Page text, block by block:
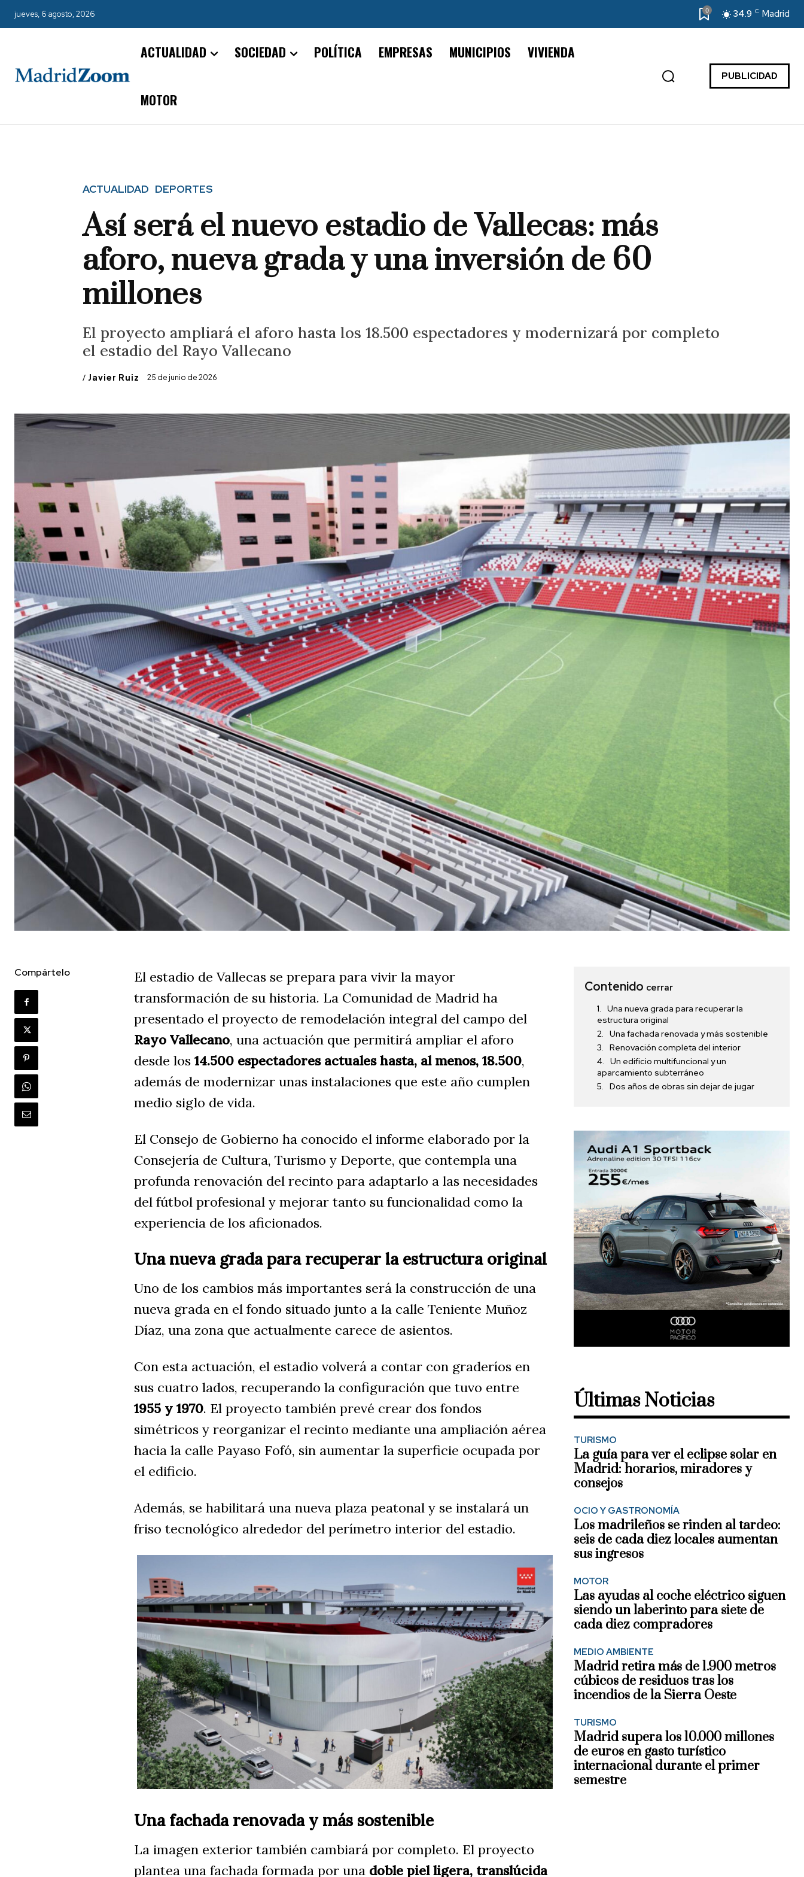
jueves, 6 agosto, 2026 0 34.9 C Madrid
ACTUALIDAD SOCIEDAD POLÍTICA EMPRESAS MUNICIPIOS VIVIENDA
MOTOR
PUBLICIDAD
ACTUALIDAD DEPORTES
Así será el nuevo estadio de Vallecas: más
aforo, nueva grada y una inversión de 60
millones
El proyecto ampliará el aforo hasta los 18.500 espectadores y modernizará por completo
el estadio del Rayo Vallecano
/ Javier Ruiz 25 de junio de 2026
Compártelo
El estadio de Vallecas se prepara para vivir la mayor
transformación de su historia. La Comunidad de Madrid ha
presentado el proyecto de remodelación integral del campo del
Rayo Vallecano, una actuación que permitirá ampliar el aforo
desde los14.500 espectadores actuales hasta, al menos, 18.500,
además de modernizar unas instalaciones que este año cumplen
medio siglo de vida.
El Consejo de Gobierno ha conocido el informe elaborado por la
Consejería de Cultura, Turismo y Deporte, que contempla una
profunda renovación del recinto para adaptarlo a las necesidades
del fútbol profesional y mejorar tanto su funcionalidad como la
experiencia de los aficionados.
Una nueva grada para recuperar la estructura original
Uno de los cambios más importantes será la construcción de una
nueva grada en el fondo situado junto a la calle Teniente Muñoz
Díaz, una zona que actualmente carece de asientos.
Con esta actuación, el estadio volverá a contar con graderíos en
sus cuatro lados, recuperando la configuración que tuvo entre
1955 y 1970. El proyecto también prevé crear dos fondos
simétricos y reorganizar el recinto mediante una ampliación aérea
hacia la calle Payaso Fofó, sin aumentar la superficie ocupada por
el edificio.
Además, se habilitará una nueva plaza peatonal y se instalará un
friso tecnológico alrededor del perímetro interior del estadio.
Una fachada renovada y más sostenible
La imagen exterior también cambiará por completo. El proyecto
plantea una fachada formada por una doble piel ligera, translúcida
Contenido cerrar
Una nueva grada para recuperar la
estructura original
Una fachada renovada y más sostenible
Renovación completa del interior
Un edificio multifuncional y un
aparcamiento subterráneo
Dos años de obras sin dejar de jugar
Últimas Noticias
TURISMO
La guía para ver el eclipse solar en
Madrid: horarios, miradores y
consejos
OCIO Y GASTRONOMÍA
Los madrileños se rinden al tardeo:
seis de cada diez locales aumentan
sus ingresos
MOTOR
Las ayudas al coche eléctrico siguen
siendo un laberinto para siete de
cada diez compradores
MEDIO AMBIENTE
Madrid retira más de 1.900 metros
cúbicos de residuos tras los
incendios de la Sierra Oeste
TURISMO
Madrid supera los 10.000 millones
de euros en gasto turístico
internacional durante el primer
semestre